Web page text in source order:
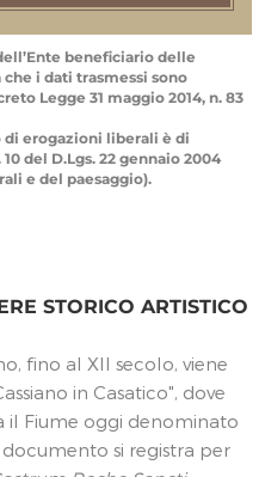
beneficiario delle
i dati trasmessi sono
Legge 31 maggio 2014, n. 83
di erogazioni liberali è di
del D.Lgs. 22 gennaio 2004
e del paesaggio).
STORICO ARTISTICO
fino al XII secolo, viene
in Casatico", dove
il Fiume oggi denominato
si registra per